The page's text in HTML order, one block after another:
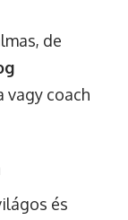
de
vagy coach
és